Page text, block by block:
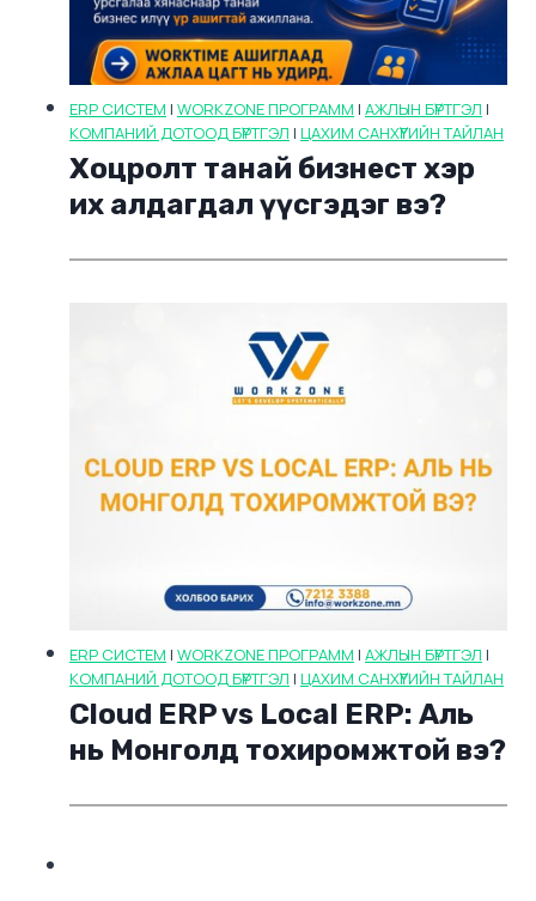
ERP СИСТЕМ | WORKZONE ПРОГРАММ | АЖЛЫН БҮРТГЭЛ |
КОМПАНИЙ ДОТООД БҮРТГЭЛ | ЦАХИМ САНХҮҮГИЙН ТАЙЛАН
Хоцролт танай бизнест хэр
их алдагдал үүсгэдэг вэ?
ERP СИСТЕМ | WORKZONE ПРОГРАММ | АЖЛЫН БҮРТГЭЛ |
КОМПАНИЙ ДОТООД БҮРТГЭЛ | ЦАХИМ САНХҮҮГИЙН ТАЙЛАН
Cloud ERP vs Local ERP: Аль
нь Монголд тохиромжтой вэ?